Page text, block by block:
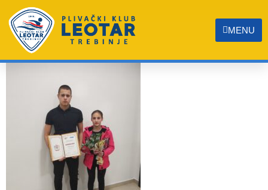
MENU
20200213_200354